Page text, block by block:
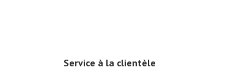
Service à la clientèle